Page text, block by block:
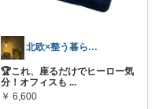
北欧×整う暮らし｜ハル
🏆これ、座るだけでヒーロー気
分！オフィスも ...
￥ 6,600